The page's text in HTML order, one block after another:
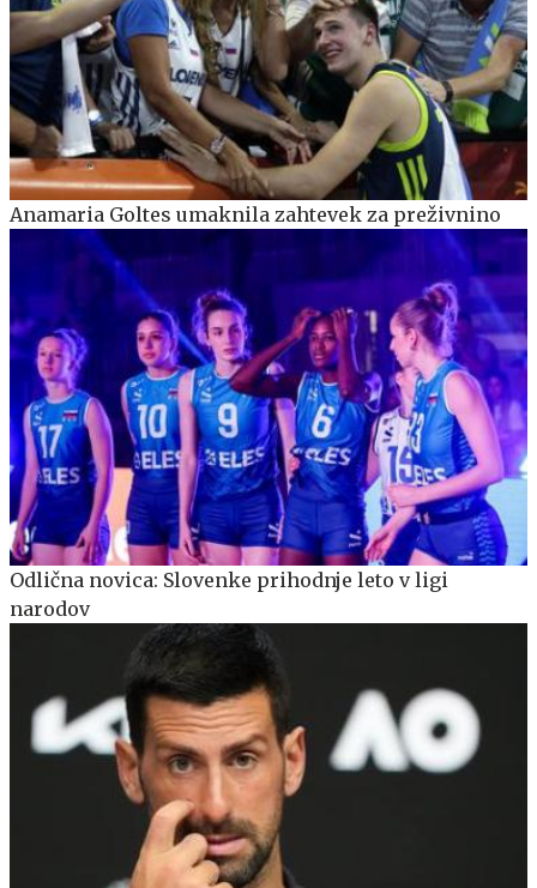
Anamaria Goltes umaknila zahtevek za preživnino
Odlična novica: Slovenke prihodnje leto v ligi
narodov